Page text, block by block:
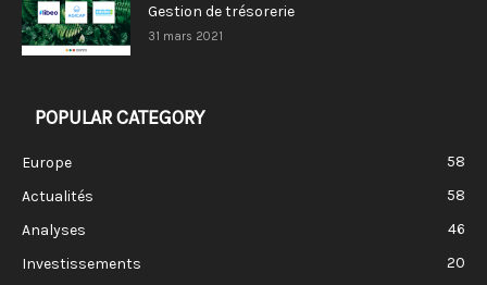
Gestion de trésorerie
31 mars 2021
POPULAR CATEGORY
Europe
58
Actualités
58
Analyses
46
Investissements
20